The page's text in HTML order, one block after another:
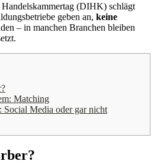
(DIHK) schlägt
geben an, keine
– in manchen Branchen bleiben
Matching
Social Media oder gar nicht